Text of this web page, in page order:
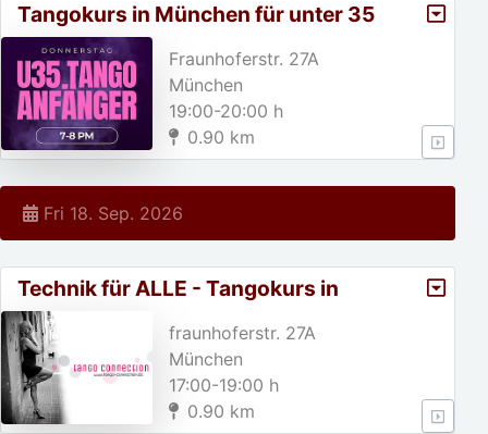
Tangokurs in München für unter 35
jährige!
Fraunhoferstr. 27A
München
19:00-20:00 h
0.90 km
Fri 18. Sep. 2026
Technik für ALLE - Tangokurs in
München
fraunhoferstr. 27A
München
17:00-19:00 h
0.90 km